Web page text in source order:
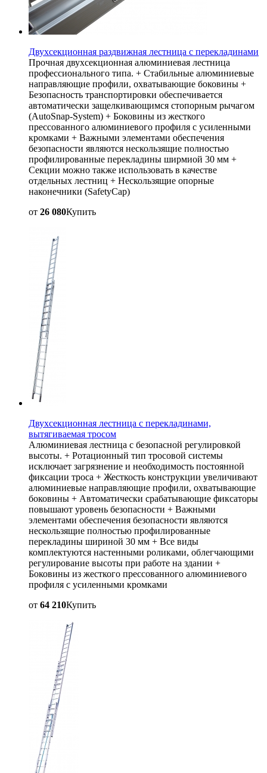
Двухсекционная раздвижная лестница с перекладинами
Прочная двухсекционная алюминиевая лестница
профессионального типа. + Стабильные алюминиевые
направляющие профили, охватывающие боковины +
Безопасность транспортировки обеспечивается
автоматически защелкивающимся стопорным рычагом
(AutoSnap-System) + Боковины из жесткого
прессованного алюминиевого профиля с усиленными
кромками + Важными элементами обеспечения
безопасности являются нескользящие полностью
профилированные перекладины ширмиой 30 мм +
Секции можно также использовать в качестве
отдельных лестниц + Нескользящие опорные
наконечники (SafetyCap)
от 26 080Купить
Двухсекционная лестница с перекладинами,
вытягиваемая тросом
Алюминиевая лестница с безопасной регулировкой
высоты. + Ротационный тип тросовой системы
исключает загрязнение и необходимость постоянной
фиксации троса + Жесткость конструкции увеличивают
алюминиевые направляющие профили, охватывающие
боковины + Автоматически срабатывающие фиксаторы
повышают уровень безопасности + Важными
элементами обеспечения безопасности являются
нескользящие полностью профилированные
перекладины шириной 30 мм + Все виды
комплектуются настенными роликами, облегчающими
регулирование высоты при работе на здании +
Боковины из жесткого прессованного алюминиевого
профиля с усиленными кромками
от 64 210Купить